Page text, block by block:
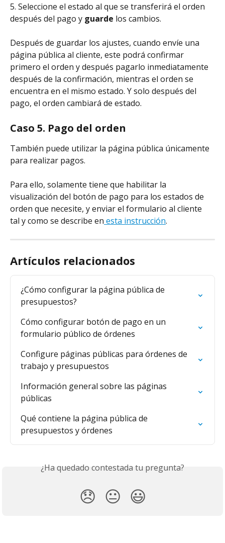
5. Seleccione el estado al que se transferirá el orden
después del pago y guarde los cambios.
Después de guardar los ajustes, cuando envíe una
página pública al cliente, este podrá confirmar
primero el orden y después pagarlo inmediatamente
después de la confirmación, mientras el orden se
encuentra en el mismo estado. Y solo después del
pago, el orden cambiará de estado.
Caso 5. Pago del orden
También puede utilizar la página pública únicamente
para realizar pagos.
Para ello, solamente tiene que habilitar la
visualización del botón de pago para los estados de
orden que necesite, y enviar el formulario al cliente
tal y como se describe en esta instrucción.
Artículos relacionados
¿Cómo configurar la página pública de
presupuestos?
Cómo configurar botón de pago en un
formulario público de órdenes
Configure páginas públicas para órdenes de
trabajo y presupuestos
Información general sobre las páginas
públicas
Qué contiene la página pública de
presupuestos y órdenes
¿Ha quedado contestada tu pregunta?
😞 😐 😃